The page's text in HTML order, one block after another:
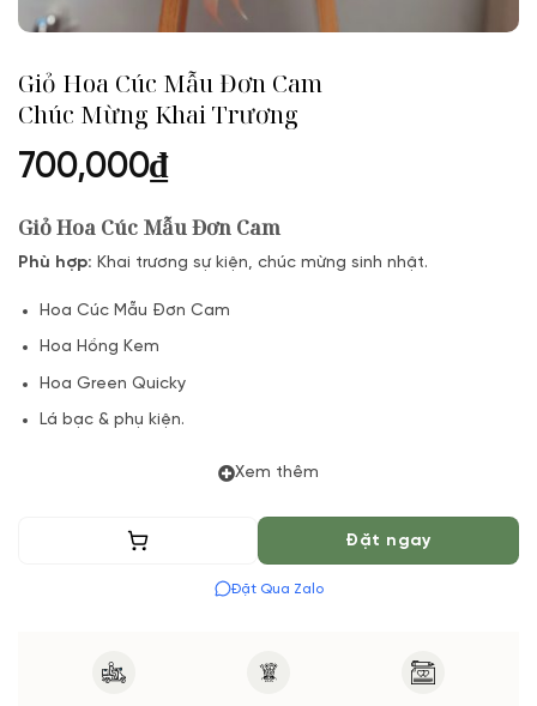
Giỏ Hoa Cúc Mẫu Đơn Cam
Chúc Mừng Khai Trương
700,000₫
Giỏ Hoa Cúc Mẫu Đơn Cam
Phù hợp: Khai trương sự kiện, chúc mừng sinh nhật.
Hoa Cúc Mẫu Đơn Cam
Hoa Hồng Kem
Hoa Green Quicky
Lá bạc & phụ kiện.
(*) Đơn hàng cần đặt trước 2 Tiếng để chuẩn bị Hoa Tươi tốt
Hoa Tươi đảm bảo phong cách cắm, tone màu sắc. Nếu có
thay đổi về Hoa phụ sẽ được thông báo đến Quý khách hàng
Xem thêm
Thêm vào giỏ Đặt ngay
Đặt Qua Zalo